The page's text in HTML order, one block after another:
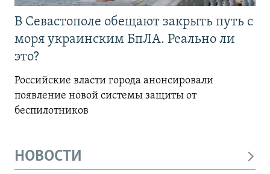
В Севастополе обещают закрыть путь с
моря украинским БпЛА. Реально ли
это?
Российские власти города анонсировали
появление новой системы защиты от
беспилотников
НОВОСТИ